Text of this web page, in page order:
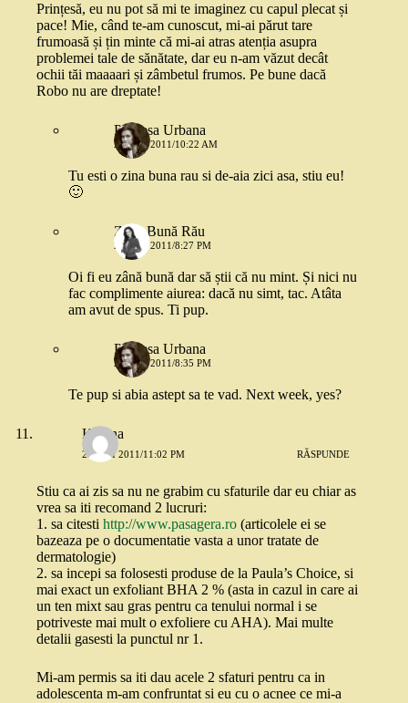
Prințesă, eu nu pot să mi te imaginez cu capul plecat și
pace! Mie, când te-am cunoscut, mi-ai părut tare
frumoasă și țin minte că mi-ai atras atenția asupra
problemei tale de sănătate, dar eu n-am văzut decât
ochii tăi maaaari și zâmbetul frumos. Pe bune dacă
Robo nu are dreptate!
Printesa Urbana
24 MAI 2011/10:22 AM
Tu esti o zina buna rau si de-aia zici asa, stiu eu!
🙂
Zâna Bună Rău
24 MAI 2011/8:27 PM
Oi fi eu zână bună dar să știi că nu mint. Și nici nu
fac complimente aiurea: dacă nu simt, tac. Atâta
am avut de spus. Ti pup.
Printesa Urbana
24 MAI 2011/8:35 PM
Te pup si abia astept sa te vad. Next week, yes?
Katyna
23 MAI 2011/11:02 PM RĂSPUNDE
Stiu ca ai zis sa nu ne grabim cu sfaturile dar eu chiar as
vrea sa iti recomand 2 lucruri:
1. sa citesti http://www.pasagera.ro (articolele ei se
bazeaza pe o documentatie vasta a unor tratate de
dermatologie)
2. sa incepi sa folosesti produse de la Paula’s Choice, si
mai exact un exfoliant BHA 2 % (asta in cazul in care ai
un ten mixt sau gras pentru ca tenului normal i se
potriveste mai mult o exfoliere cu AHA). Mai multe
detalii gasesti la punctul nr 1.
Mi-am permis sa iti dau acele 2 sfaturi pentru ca in
adolescenta m-am confruntat si eu cu o acnee ce mi-a